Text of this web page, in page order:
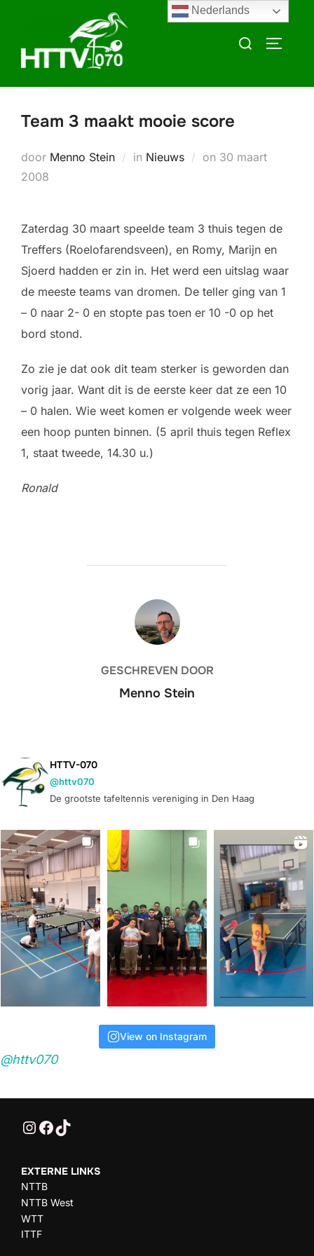
inhoud
Zoek
Team 3 maakt mooie score
door Menno Stein in Nieuws on Geplaatst
30 maart
2008
Zaterdag 30 maart speelde team 3 thuis tegen de
Treffers (Roelofarendsveen), en Romy, Marijn en
Sjoerd hadden er zin in. Het werd een uitslag waar
de meeste teams van dromen. De teller ging van 1
– 0 naar 2- 0 en stopte pas toen er 10 -0 op het
bord stond.
Zo zie je dat ook dit team sterker is geworden dan
vorig jaar. Want dit is de eerste keer dat ze een 10
– 0 halen. Wie weet komen er volgende week weer
een hoop punten binnen. (5 april thuis tegen Reflex
1, staat tweede, 14.30 u.)
Ronald
BERICHTAUTEUR
GESCHREVEN DOOR
Menno Stein
HTTV-070
@httv070
De grootste tafeltennis vereniging in Den Haag
View on Instagram
@httv070
@HTTV070
HTTV-070
HTTV-070
EXTERNE LINKS
NTTB
NTTB West
WTT
ITTF
Nederlands